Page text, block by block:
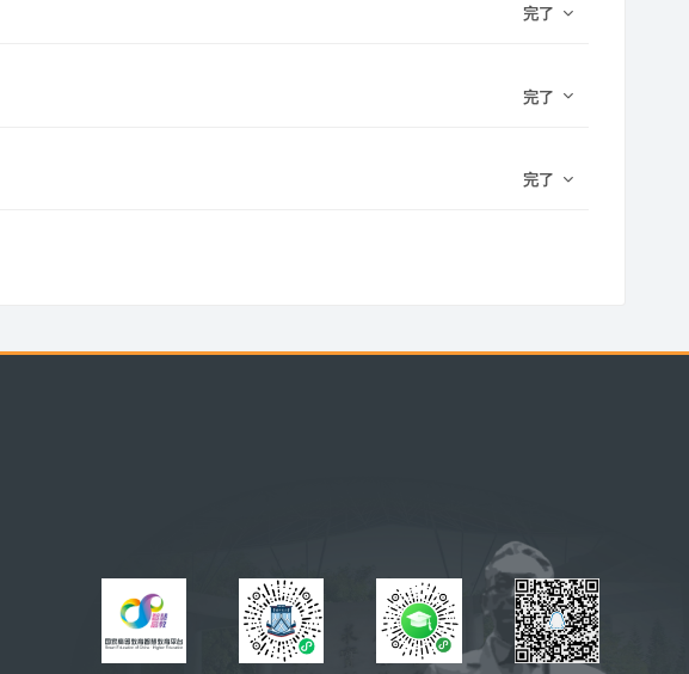
完了
完了
完了
ブロック